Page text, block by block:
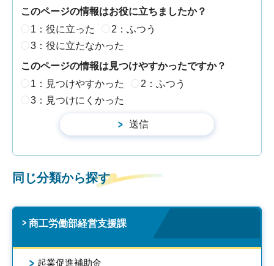
このページの情報はお役に立ちましたか？
1：役に立った
2：ふつう
3：役に立たなかった
このページの情報は見つけやすかったですか？
1：見つけやすかった
2：ふつう
3：見つけにくかった
同じ分類から探す
商工労働部経営支援課
起業促進補助金